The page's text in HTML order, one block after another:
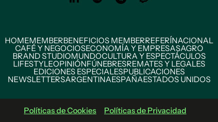
HOMEMEMBERBENEFICIOS MEMBERREFERÍNACIONAL
CAFÉ Y NEGOCIOSECONOMÍA Y EMPRESASAGRO
BRAND STUDIOMUNDOCULTURA Y ESPECTÁCULOS
LIFESTYLEOPINIÓNFÚNEBRESREMATES Y LEGALES
EDICIONES ESPECIALESPUBLICACIONES
NEWSLETTERSARGENTINAESPAÑAESTADOS UNIDOS
Políticas de Cookies Políticas de Privacidad